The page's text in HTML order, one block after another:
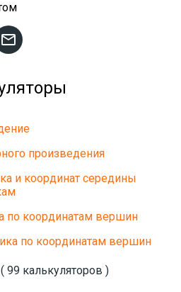

произведения
и координат середины
по координатам вершин
по координатам вершин
99 калькуляторов )